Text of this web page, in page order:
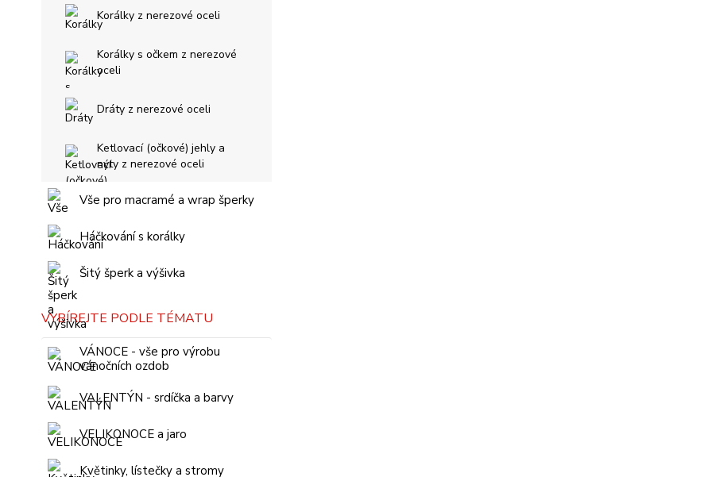
Korálky z nerezové oceli
Korálky s očkem z nerezové
oceli
Dráty z nerezové oceli
Ketlovací (očkové) jehly a
nýty z nerezové oceli
Vše pro macramé a wrap šperky
Háčkování s korálky
Šitý šperk a výšivka
VYBÍREJTE PODLE TÉMATU
VÁNOCE - vše pro výrobu
vánočních ozdob
VALENTÝN - srdíčka a barvy
VELIKONOCE a jaro
Květinky, lístečky a stromy